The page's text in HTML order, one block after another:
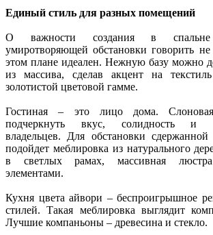
Единый стиль для разных помещений
О важности создания в спальне
умиротворяющей обстановки говорить
этом плане идеален. Нежную базу можно
из массива, сделав акцент на
золотистой цветовой гамме.
Гостиная – это лицо дома.
подчеркнуть вкус, солидность и
владельцев. Для обстановки
подойдет меблировка из натурального
в светлых рамах, массивная
элементами.
Кухня цвета айвори – беспроигрышное
стилей. Такая меблировка выглядит
Лучшие компаньоны – древесина и стекло.